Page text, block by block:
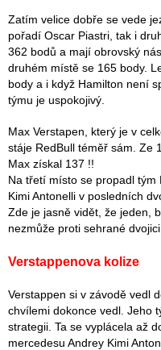
Zatím velice dobře se vede
pořadí Oscar Piastri, tak i
362 bodů a mají obrovský
druhém místě se 165 body.
body a i když Hamilton není
týmu je uspokojivý.
Max Verstapen, který je v
stáje RedBull téměř sám. Ze
Max získal 137 !!
Na třetí místo se propadl
Kimi Antonelli v posledních
Zde je jasně vidět, že jeden,
nezmůže proti sehrané dvojici
Verstappenova kolize
Verstappen si v závodě vedl
chvílemi dokonce vedl. Jeho
strategii. Ta se vyplácela až
mercedesu Andrey Kimi